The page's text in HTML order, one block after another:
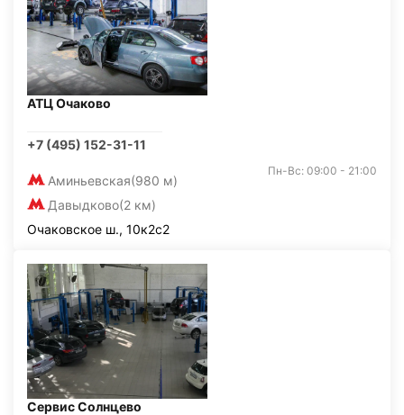
АТЦ Очаково
+7 (495) 152-31-11
Аминьевская(980 м)
Давыдково(2 км)
Пн-Вс: 09:00 - 21:00
Очаковское ш., 10к2с2
Сервис Солнцево